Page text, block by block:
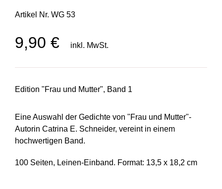
Artikel Nr. WG 53
9,90 € inkl. MwSt.
Edition "Frau und Mutter", Band 1
Eine Auswahl der Gedichte von "Frau und Mutter"-
Autorin Catrina E. Schneider, vereint in einem
hochwertigen Band.
100 Seiten, Leinen-Einband. Format: 13,5 x 18,2 cm